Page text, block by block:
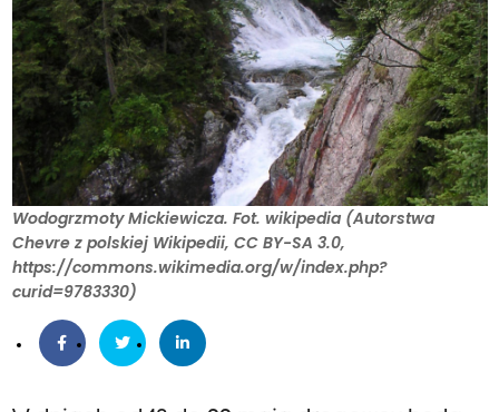
Wodogrzmoty Mickiewicza. Fot. wikipedia (Autorstwa
Chevre z polskiej Wikipedii, CC BY-SA 3.0,
https://commons.wikimedia.org/w/index.php?
curid=9783330)